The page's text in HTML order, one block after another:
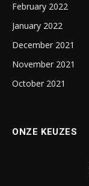
February 2022
January 2022
December 2021
November 2021
October 2021
ONZE KEUZES